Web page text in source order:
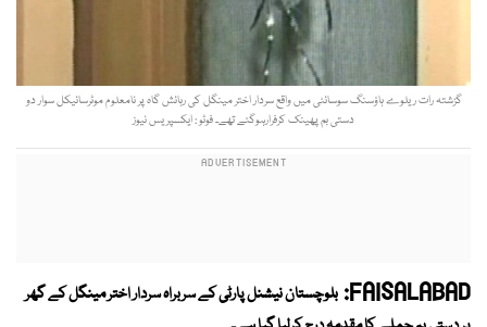
گزشتہ رات ریلوے ہاؤسنگ سوسائٹی میں واقع سردار اختر مینگل کی رہائش گاہ پر نامعلوم موٹرسائیکل سوار دو
دستی بم پھینک کرفرارہوگئے تھے۔ فوٹو : ایکسپریس نیوز
FAISALABAD: بلوچستان نیشنل پارٹی کے سربراہ سردار اختر مینگل کے گھر